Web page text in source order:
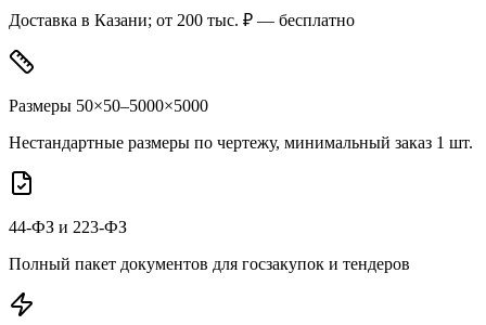
Доставка в Казани; от 200 тыс. ₽ — бесплатно
Размеры 50×50–5000×5000
Нестандартные размеры по чертежу, минимальный заказ 1 шт.
44-ФЗ и 223-ФЗ
Полный пакет документов для госзакупок и тендеров